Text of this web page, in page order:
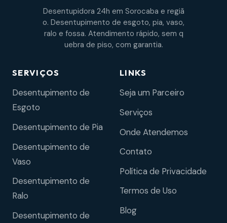
Desentupidora 24h em Sorocaba e regiã
o. Desentupimento de esgoto, pia, vaso,
ralo e fossa. Atendimento rápido, sem q
uebra de piso, com garantia.
SERVIÇOS
Desentupimento de
Esgoto
Desentupimento de Pia
Desentupimento de
Vaso
Desentupimento de
Ralo
Desentupimento de
LINKS
Seja um Parceiro
Serviços
Onde Atendemos
Contato
Política de Privacidade
Termos de Uso
Blog